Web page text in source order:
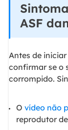
ASF
Antes de
confirmar se o
corrompido.
O vídeo não
reprodutor